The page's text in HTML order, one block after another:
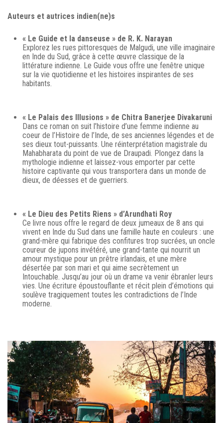
Auteurs et autrices indien(ne)s
« Le Guide et la danseuse » de R. K. Narayan
Explorez les rues pittoresques de Malgudi, une ville imaginaire
en Inde du Sud, grâce à cette œuvre classique de la
littérature indienne. Le Guide vous offre une fenêtre unique
sur la vie quotidienne et les histoires inspirantes de ses
habitants.
« Le Palais des Illusions » de Chitra Banerjee Divakaruni
Dans ce roman on suit l’histoire d’une femme indienne au
coeur de l’Histoire de l’Inde, de ses anciennes légendes et de
ses dieux tout-puissants. Une réinterprétation magistrale du
Mahabharata du point de vue de Draupadi. Plongez dans la
mythologie indienne et laissez-vous emporter par cette
histoire captivante qui vous transportera dans un monde de
dieux, de déesses et de guerriers.
« Le Dieu des Petits Riens » d’Arundhati Roy
Ce livre nous offre le regard de deux jumeaux de 8 ans qui
vivent en Inde du Sud dans une famille haute en couleurs : une
grand-mère qui fabrique des confitures trop sucrées, un oncle
coureur de jupons invétéré, une grand-tante qui nourrit un
amour mystique pour un prêtre irlandais, et une mère
désertée par son mari et qui aime secrètement un
Intouchable. Jusqu’au jour où un drame va venir ébranler leurs
vies. Une écriture époustouflante et récit plein d’émotions qui
soulève tragiquement toutes les contradictions de l’Inde
moderne.